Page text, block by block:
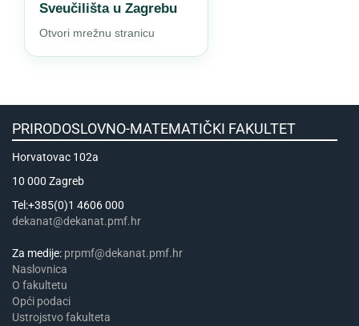
Sveučilišta u Zagrebu
Otvori mrežnu stranicu
PRIRODOSLOVNO-MATEMATIČKI FAKULTET
Horvatovac 102a
10 000 Zagreb
Tel:+385(0)1 4606 000
dekanat@dekanat.pmf.hr
Za medije: prpmf@dekanat.pmf.hr
Naslovnica
​​​O fakultetu
Opći podaci
Ustrojstvo fakulteta